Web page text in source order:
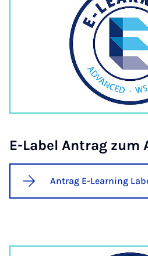
E-La­bel An­trag zum
Antrag E-Learning